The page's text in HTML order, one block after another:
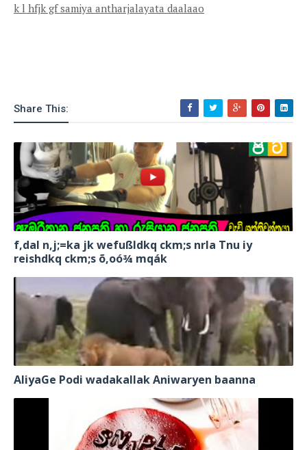
k l hfjk gf samiya antharjalayata daalaao
Share This:
f,dal n,j;=ka jk wefußldkq ckm;s nrla Tnu iy
reishdkq ckm;s õ,oó¾ mqák
AliyaGe Podi wadakallak Aniwaryen baanna